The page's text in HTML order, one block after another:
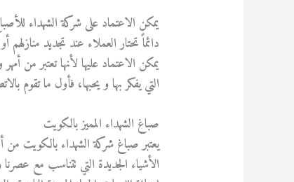
يمكن الاعتماد على شركة الشهداء
دائماً تحتار العملاء عند تجديد منازلهم
يمكن الاعتماد عليها لأنها تعتبر من
التي يفكر بها و يحبها، فأول ما تقوم
صباغ الشهداء المميز بالكويت
يعتبر صباغ شركة الشهداء بالكويت
الأشياء الجديدة التي تتناسب مع